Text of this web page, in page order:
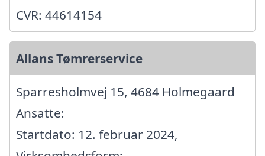
CVR: 44614154
Allans Tømrerservice
Sparresholmvej 15, 4684 Holmegaard
Ansatte:
Startdato: 12. februar 2024,